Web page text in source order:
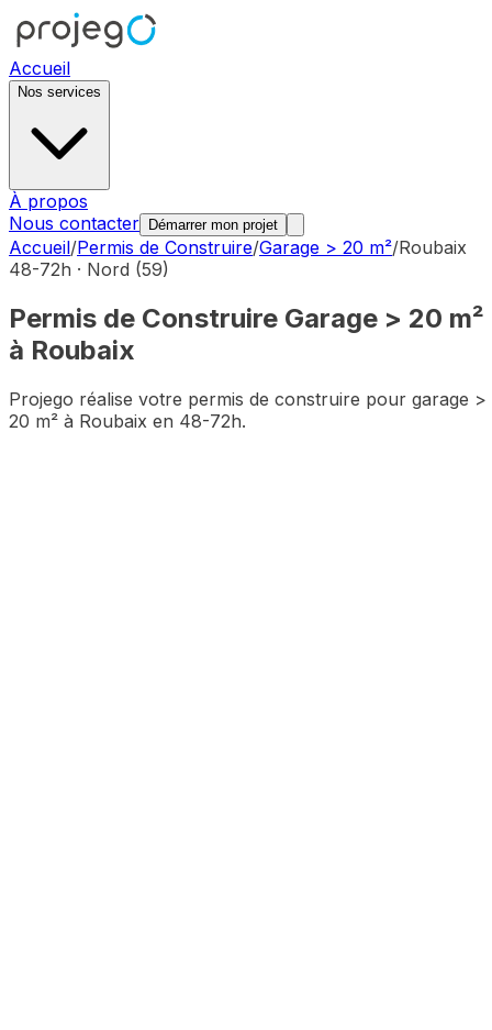
Accueil
Nos services
À propos
Nous contacter
Démarrer mon projet
Accueil/Permis de Construire/Garage > 20 m²/Roubaix
48-72h · Nord (59)
Permis de Construire Garage > 20 m²
à Roubaix
Projego réalise votre permis de construire pour garage >
20 m² à Roubaix en 48-72h.